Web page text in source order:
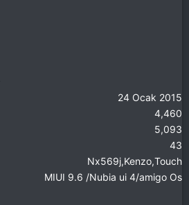
24 Ocak 2015
4,460
5,093
43
Nx569j,Kenzo,Touch
MIUI 9.6 /Nubia ui 4/amigo Os